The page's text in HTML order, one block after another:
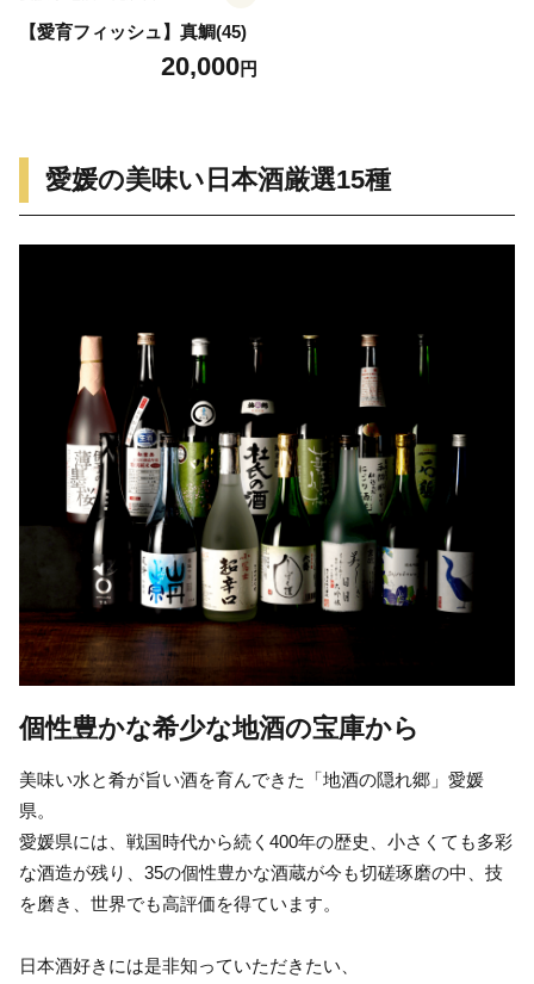
【愛育フィッシュ】真鯛(45)
20,000円
愛媛の美味い日本酒厳選15種
個性豊かな希少な地酒の宝庫から
美味い水と肴が旨い酒を育んできた「地酒の隠れ郷」愛媛
県。
愛媛県には、戦国時代から続く400年の歴史、小さくても多彩
な酒造が残り、35の個性豊かな酒蔵が今も切磋琢磨の中、技
を磨き、世界でも高評価を得ています。
日本酒好きには是非知っていただきたい、